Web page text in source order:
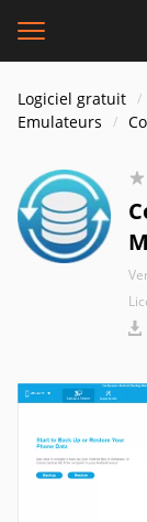
Logiciel gratuit
Emulateurs